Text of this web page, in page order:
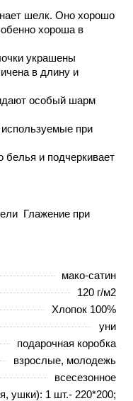
шелк. Оно хорошо
хороша в
украшены
в длину и
особый шарм
используемые при
белья и подчеркивает
Глажение при
мако-сатин
120 г/м2
Хлопок 100%
уни
подарочная коробка
взрослые, молодежь
всесезонное
ушки): 1 шт.- 220*200;